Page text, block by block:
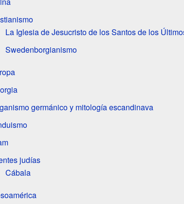
La Iglesia de Jesucristo de los Santos de los
Swedenborgianismo
germánico y mitología escandinava
judías
Cábala